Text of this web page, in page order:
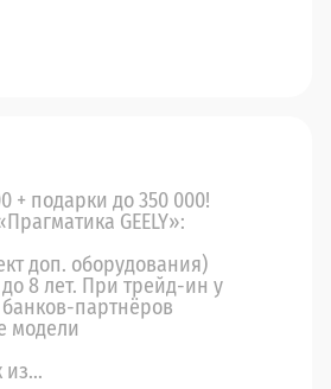
+ подарки до 350 000!
GEELY»:
доп. оборудования)
8 лет. При трейд-ин у
партнёров
модели
из...